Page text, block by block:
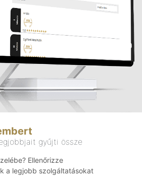
gyűjti össze
Ellenőrizze
a legjobb szolgáltatásokat